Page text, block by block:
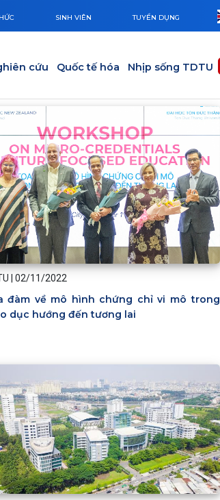
SINH VIÊN TUYỂN DỤNG
cứu Quốc tế hóa Nhịp sống TDTU
02/11/2022
đàm về mô hình chứng chỉ vi mô trong
dục hướng đến tương lai